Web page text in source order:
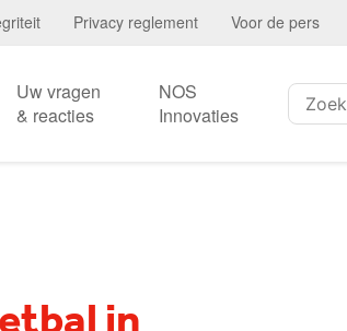
Privacy reglement Voor de pers
Uw vragen
& reacties
NOS
Innovaties
Zoeken: